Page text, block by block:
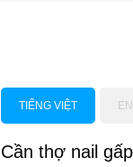
TIẾNG VIỆT
Cần thợ nail gấp